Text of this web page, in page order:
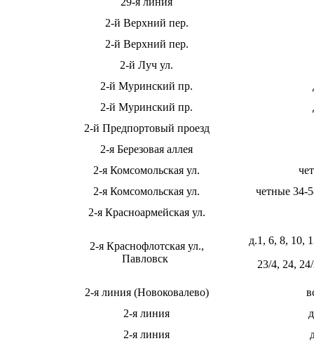
2-й Верхний пер.
2-й Верхний пер.
2-й Луч ул.
2-й Муринский пр.
2-й Муринский пр.
2-й Предпортовый проезд
2-я Березовая аллея
2-я Комсомольская ул.
2-я Комсомольская ул.
четные 34-
2-я Красноармейская ул.
2-я Краснофлотская ул.,
Павловск
д.1, 6, 8, 10,
23/4, 24,
2-я линия (Новоковалево)
2-я линия
2-я линия